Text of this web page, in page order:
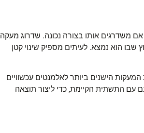
אם משדרגים אותו בצורה נכונה. שדרוג מעקה
הוא נמצא. לעיתים מספיק שינוי קטן
המעקות הישנים ביותר לאלמנטים עכשוויים
עם התשתית הקיימת, כדי ליצור תוצאה